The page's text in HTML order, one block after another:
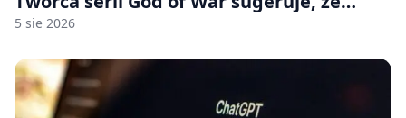
rozumie, dlaczego Sony rezygnuje z gier
5 sie 2026